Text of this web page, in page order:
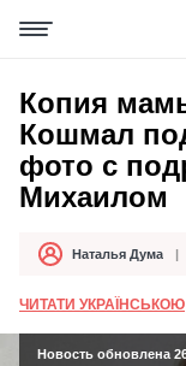
Копия
Кошмал
фото с
Михаилом
АвторНаталья Дума
Дата публикации
ЧИТАТИ УКРАЇНСЬКОЮ
Новость обновлена